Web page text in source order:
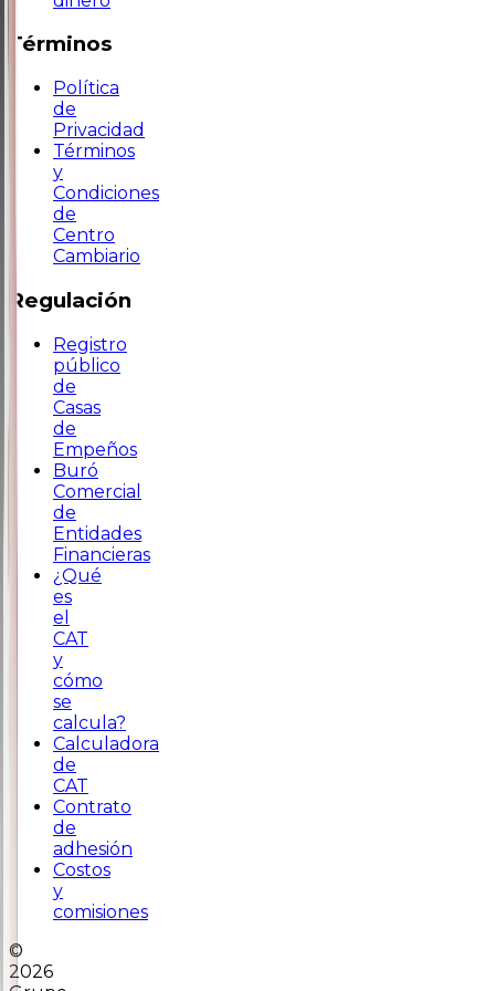
Términos
Política
de
Privacidad
Términos
y
Condiciones
de
Centro
Cambiario
Regulación
Registro
público
de
Casas
de
Empeños
Buró
Comercial
de
Entidades
Financieras
¿Qué
es
el
CAT
y
cómo
se
calcula?
Calculadora
de
CAT
Contrato
de
adhesión
Costos
y
comisiones
©
2026